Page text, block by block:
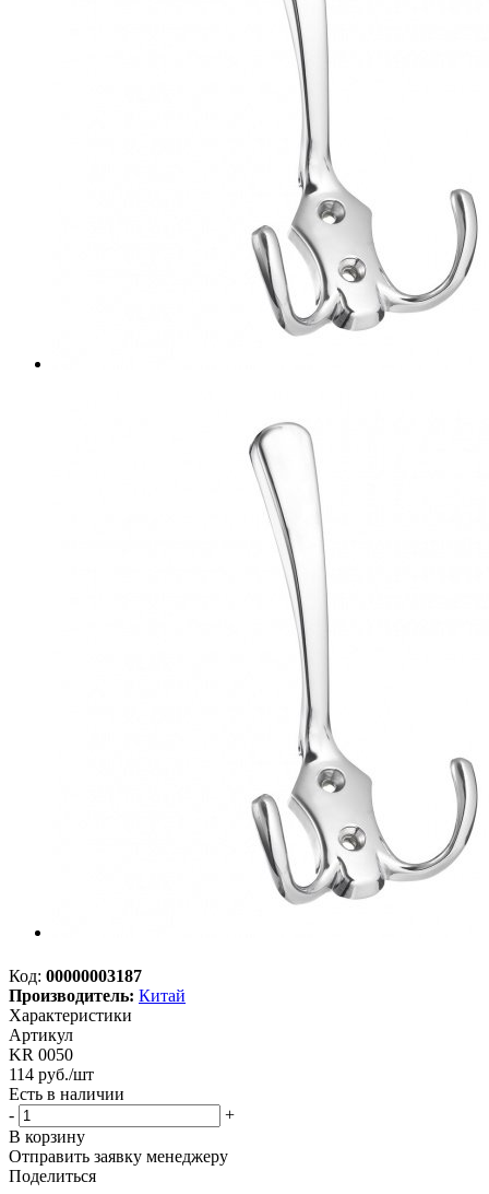
Код: 00000003187
Производитель: Китай
Характеристики
Артикул
KR 0050
114 руб./шт
Есть в наличии
-
+
В корзину
Отправить заявку менеджеру
Поделиться